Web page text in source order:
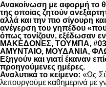
Ανακοίνωση με αφορμή το
της οποίας ζητούν
αλλά και την πιο σίγουρη
ανέγερση του γηπέδου
όπως τονίζουν,
ΜΑΚΕΔΟΝΕΣ, ΤΟΥΜΠΑ,
ΑΜΥΝΤΑΙΟ, ΜΟΥΔΑΝΙΑ,
Εξηγούν και γιατί έκαναν
προηγούμενες ημέρες.
Αναλυτικά το κείμενο: «Ως
λειτουργούμε καθημερινά με